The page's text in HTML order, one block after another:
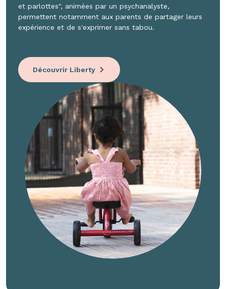
et parlottes", animées par un psychanalyste,
permettent notamment aux parents de partager leurs
expérience et de s'exprimer sans tabou.
Découvrir Liberty